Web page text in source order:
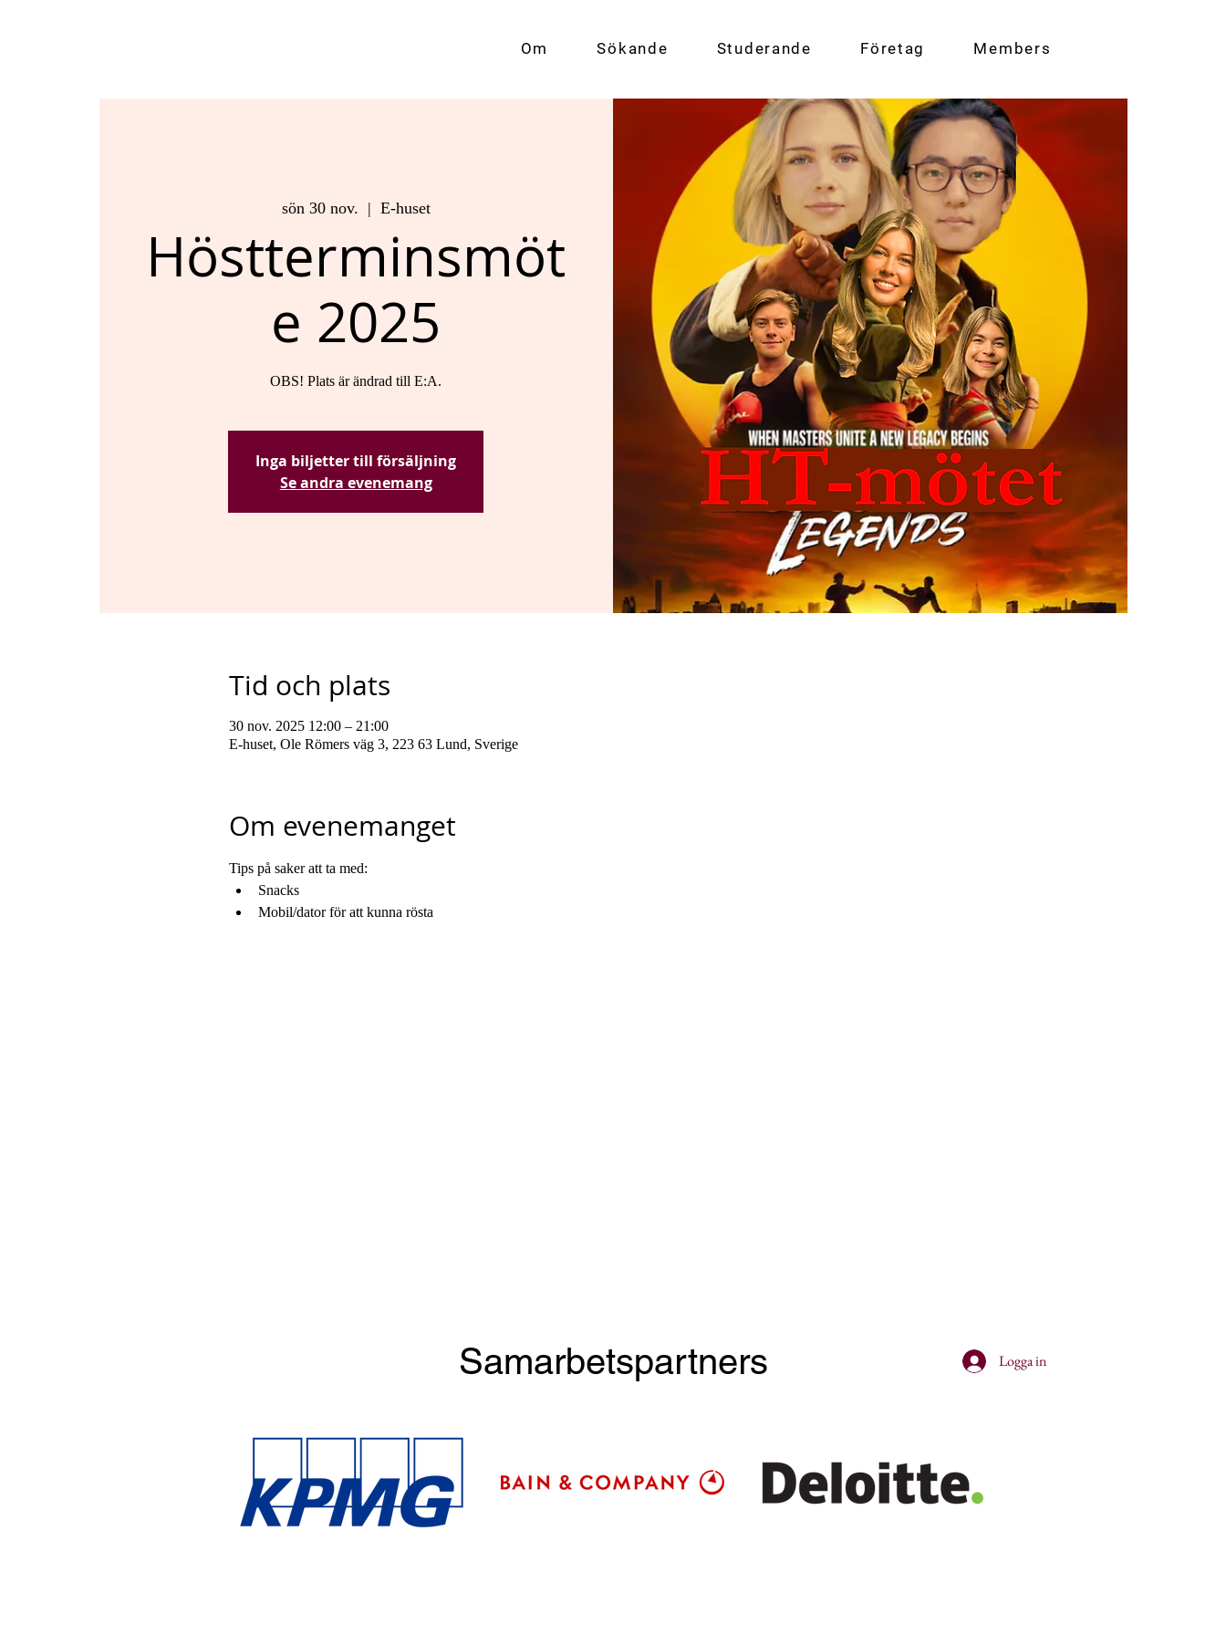
Om Sökande Studerande Företag Members
sön 30 nov.
  |
E-huset
Höstterminsmöt
e 2025
OBS! Plats är ändrad till E:A.
Inga biljetter till försäljning
Se andra evenemang
Tid och plats
30 nov. 2025 12:00 – 21:00
E-huset, Ole Römers väg 3, 223 63 Lund, Sverige
Om evenemanget
Tips på saker att ta med:
Snacks
Mobil/dator för att kunna rösta
Samarbetspartners Logga in